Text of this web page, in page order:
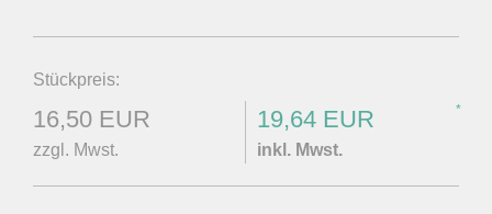
Stückpreis:
16,50 EUR
zzgl. Mwst.
19,64 EUR *
inkl. Mwst.